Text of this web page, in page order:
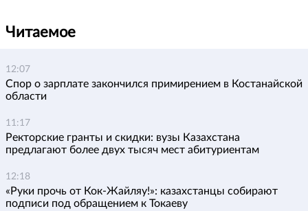
Читаемое
12:07
Спор о зарплате закончился примирением в Костанайской
области
11:17
Ректорские гранты и скидки: вузы Казахстана
предлагают более двух тысяч мест абитуриентам
12:18
«Руки прочь от Кок-Жайляу!»: казахстанцы собирают
подписи под обращением к Токаеву